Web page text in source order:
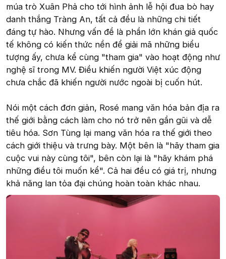
múa trò Xuân Phả cho tới hình ảnh lễ hội đua bò hay
danh thắng Tràng An, tất cả đều là những chi tiết
đáng tự hào. Nhưng vấn đề là phần lớn khán giả quốc
tế không có kiến thức nền để giải mã những biểu
tượng ấy, chưa kể cùng "tham gia" vào hoạt động như
nghệ sĩ trong MV. Điều khiến người Việt xúc động
chưa chắc đã khiến người nước ngoài bị cuốn hút.
Nói một cách đơn giản, Rosé mang văn hóa bản địa ra
thế giới bằng cách làm cho nó trở nên gần gũi và dễ
tiêu hóa. Sơn Tùng lại mang văn hóa ra thế giới theo
cách giới thiệu và trưng bày. Một bên là "hãy tham gia
cuộc vui này cùng tôi", bên còn lại là "hãy khám phá
những điều tôi muốn kể". Cả hai đều có giá trị, nhưng
khả năng lan tỏa đại chúng hoàn toàn khác nhau.